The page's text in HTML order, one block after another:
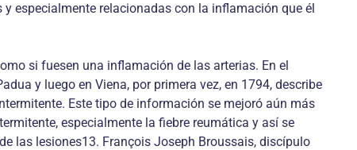
especialmente relacionadas con la inflamación que él
si fuesen una inflamación de las arterias. En el
y luego en Viena, por primera vez, en 1794, describe
Este tipo de información se mejoró aún más
especialmente la fiebre reumática y así se
las lesiones13. François Joseph Broussais, discípulo